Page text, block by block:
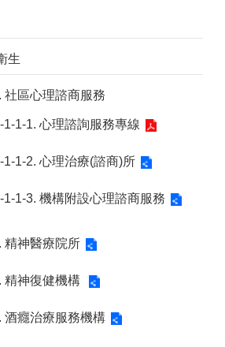
生
社區心理諮商服務
1-1-1. 心理諮詢服務專線
1-1-2. 心理治療(諮商)所
1-1-3. 機構附設心理諮商服務
精神醫療院所
精神復健機構
酒癮治療服務機構